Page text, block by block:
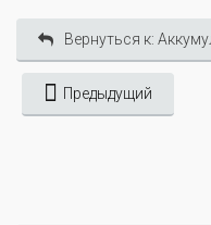
Вернуться к:
Предыдущий